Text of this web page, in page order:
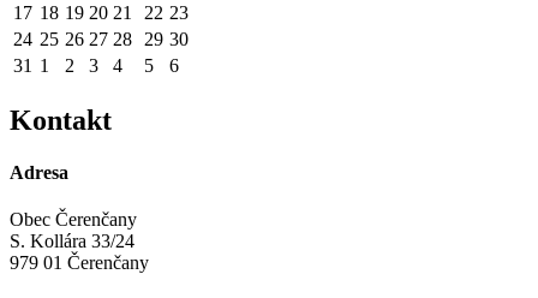
17 18 19 20 21 22 23
24 25 26 27 28 29 30
31 1 2 3 4 5 6
Kontakt
Adresa
Obec Čerenčany
S. Kollára 33/24
979 01 Čerenčany